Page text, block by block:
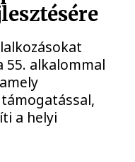
55. alkalommal
a helyi